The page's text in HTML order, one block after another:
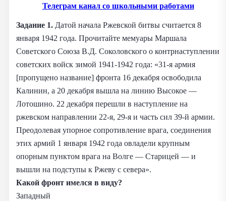
Телеграм канал со школьными работами
Задание 1. Датой начала Ржевской битвы считается 8
января 1942 года. Прочитайте мемуары Маршала
Советского Союза В.Д. Соколовского о контрнаступлении
советских войск зимой 1941-1942 года: «31-я армия
[пропущено название] фронта 16 декабря освободила
Калинин, а 20 декабря вышла на линию Высокое —
Лотошино. 22 декабря перешли в наступление на
ржевском направлении 22-я, 29-я и часть сил 39-й армии.
Преодолевая упорное сопротивление врага, соединения
этих армий 1 января 1942 года овладели крупным
опорным пунктом врага на Волге — Старицей — и
вышли на подступы к Ржеву с севера».
Какой фронт имелся в виду?
Западный